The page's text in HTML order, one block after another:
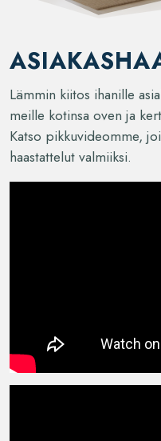
Lämmin kiitos ihanille
meille kotinsa oven ja
Katso pikkuvideomme,
haastattelut valmiiksi.